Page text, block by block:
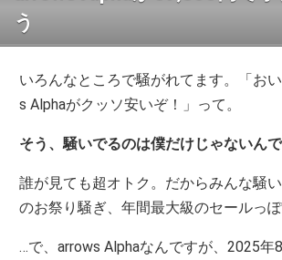
う
いろんなところで騒がれてます。「お
s Alphaがクッソ安いぞ！」って。
そう、騒いでるのは僕だけじゃないんで
誰が見ても超オトク。だからみんな騒
のお祭り騒ぎ、年間最大級のセールっぽ
…で、arrows Alphaなんですが、2025年